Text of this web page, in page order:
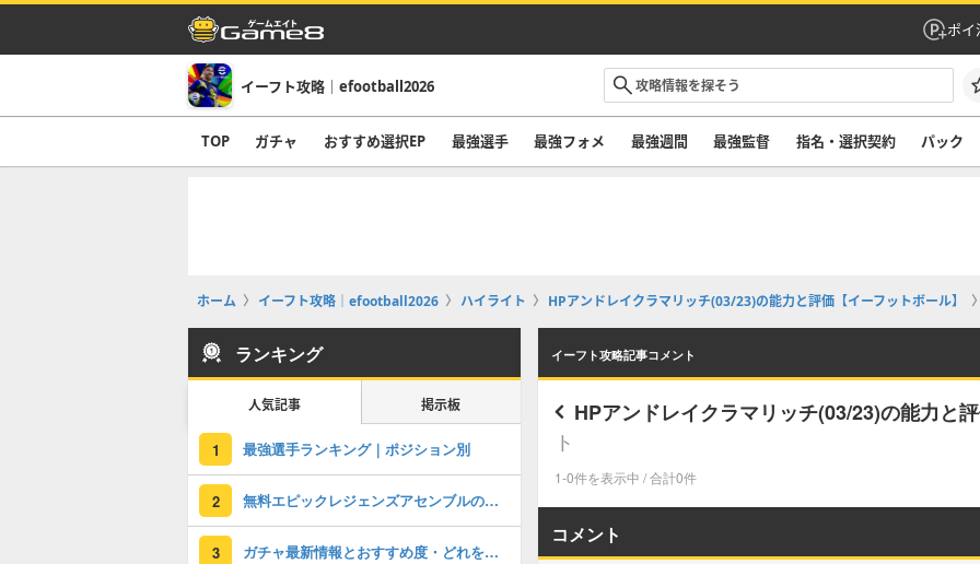
ポイ
イーフト攻略｜efootball2026
TOP ガチャ おすすめ選択EP 最強選手 最強フォメ 最強週間 最強監督 指名・選択契約 パック
ホーム イーフト攻略｜efootball2026 ハイライト HPアンドレイクラマリッチ(03/23)の能力と評価【イーフットボール】
イーフト攻略記事コメント
HPアンドレイクラマリッチ(03/23)の能力と
ト
1-0件を表示中 / 合計0件
コメント
ランキング
人気記事 掲示板
1 最強選手ランキング｜ポジション別
2 無料エピックレジェンズアセンブルのおすすめ選択(当たり)選手ランキングと引き方
3 ガチャ最新情報とおすすめ度・どれを引くべき？